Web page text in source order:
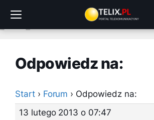
treści
Odpowiedz na:
Start › Forum › Odpowiedz na:
13 lutego 2013 o 07:47